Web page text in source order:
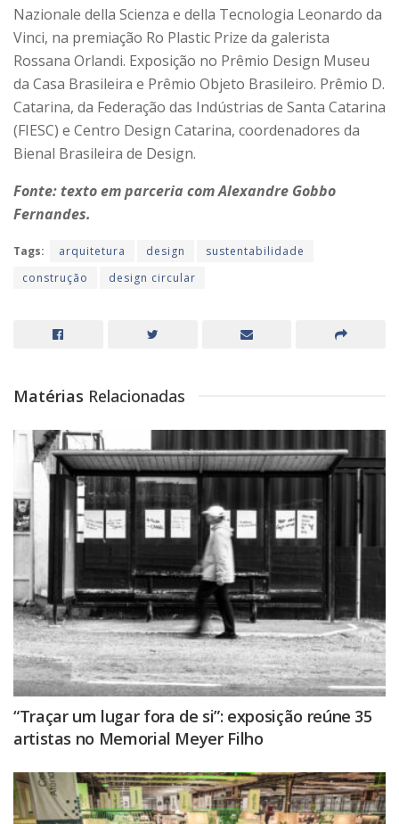
Nazionale della Scienza e della Tecnologia Leonardo da
Vinci, na premiação Ro Plastic Prize da galerista
Rossana Orlandi. Exposição no Prêmio Design Museu
da Casa Brasileira e Prêmio Objeto Brasileiro. Prêmio D.
Catarina, da Federação das Indústrias de Santa Catarina
(FIESC) e Centro Design Catarina, coordenadores da
Bienal Brasileira de Design.
Fonte: texto em parceria com Alexandre Gobbo
Fernandes.
Tags: arquitetura design
sustentabilidade
construção
design circular
Matérias Relacionadas
“Traçar um lugar fora de si”: exposição reúne 35
artistas no Memorial Meyer Filho